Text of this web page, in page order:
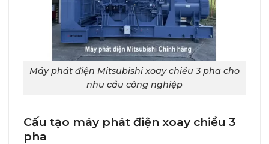
Máy phát điện Mitsubishi xoay chiều 3 pha cho
nhu cầu công nghiệp
Cấu tạo máy phát điện xoay chiều 3
pha